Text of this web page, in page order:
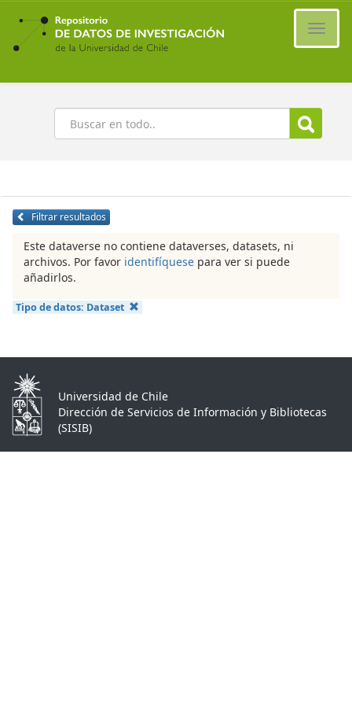
Ir
contenido
principal
Buscar
Filtrar resultados
Este dataverse no contiene dataverses, datasets, ni
archivos. Por favor identifíquese para ver si puede
añadirlos.
Tipo de datos: Dataset
Universidad de Chile
Dirección de Servicios de Información y Bibliotecas
(SISIB)